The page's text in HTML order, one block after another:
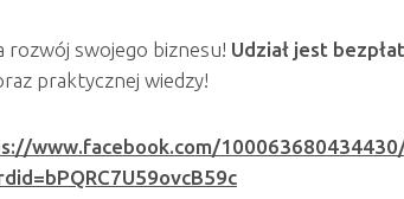
rozwój swojego biznesu! Udział jest
praktycznej wiedzy!
www.facebook.com/